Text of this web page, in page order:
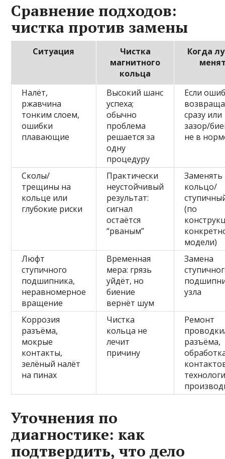
Сравнение подходов:
чистка против замены
Ситуация
Чистка
магнитного
кольца
Когда
Налёт,
ржавчина
тонким слоем,
ошибки
плавающие
Высокий шанс
успеха;
обычно
проблема
решается за
одну
процедуру
Если
сразу или
зазор/
не в
Сколы/
трещины на
кольце или
глубокие риски
Практически
неустойчивый
результат:
сигнал
остаётся
“рваным”
Заменять
кольцо/
(по
модели)
Люфт
ступичного
подшипника,
неравномерное
вращение
Временная
мера: грязь
уйдёт, но
биение
вернёт шум
Замена
узла
Коррозия
разъёма,
мокрые
контакты,
зелёный налёт
на пинах
Чистка
кольца не
лечит
причину
Ремонт
разъёма,
Уточнения по
диагностике: как
подтвердить, что дело